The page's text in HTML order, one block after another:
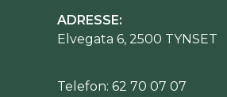
ADRESSE:
Elvegata 6, 2500 TYNSET
Telefon: 62 70 07 07